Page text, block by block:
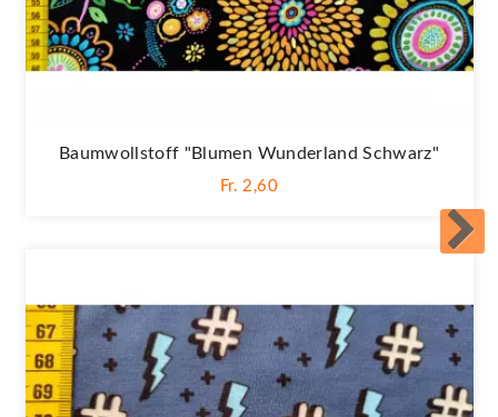
Baumwollstoff "Blumen Wunderland Schwarz"
Fr. 2,60